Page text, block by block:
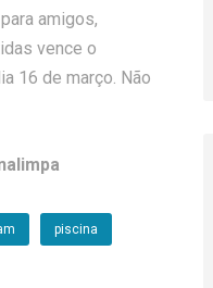
amigos,
vence o
16 de março. Não
piscina